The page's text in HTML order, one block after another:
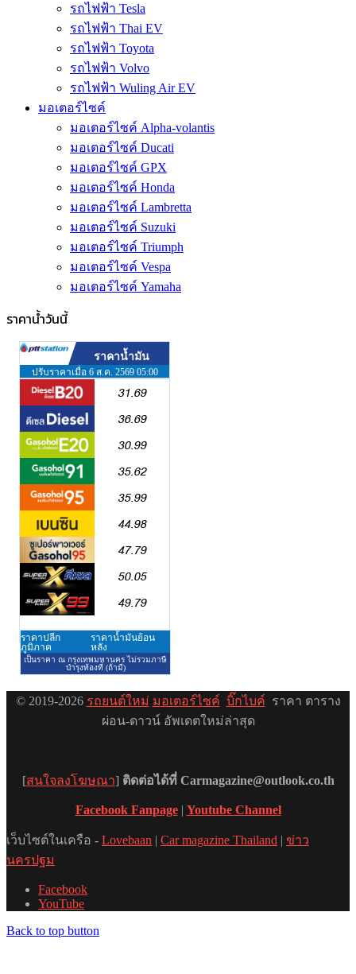
รถไฟฟ้า Tesla
รถไฟฟ้า Thai EV
รถไฟฟ้า Toyota
รถไฟฟ้า Volvo
รถไฟฟ้า Wuling Air EV
มอเตอร์ไซค์
มอเตอร์ไซค์ Alpha-volantis
มอเตอร์ไซค์ Ducati
มอเตอร์ไซค์ GPX
มอเตอร์ไซค์ Honda
มอเตอร์ไซค์ Lambretta
มอเตอร์ไซค์ Suzuki
มอเตอร์ไซค์ Triumph
มอเตอร์ไซค์ Vespa
มอเตอร์ไซค์ Yamaha
ราคาน้ำวันนี้
© 2019-2026 รถยนต์ใหม่ มอเตอร์ไซค์ บิ๊กไบค์ ราคา ตาราง
ผ่อน-ดาวน์ อัพเดตใหม่ล่าสุด
[สนใจลงโฆษณา] ติดต่อได้ที่ Carmagazine@outlook.co.th
Facebook Fanpage| Youtube Channel
เว็บไซต์ในเครือ - Lovebaan | Car magazine Thailand | ข่าว
นครปฐม
Facebook
YouTube
Back to top button